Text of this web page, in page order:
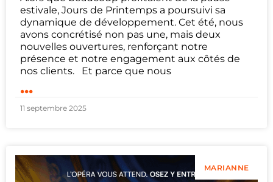
estivale, Jours de Printemps a poursuivi sa
dynamique de développement. Cet été, nous
avons concrétisé non pas une, mais deux
nouvelles ouvertures, renforçant notre
présence et notre engagement aux côtés de
nos clients. Et parce que nous
...
11 septembre 2025
MARIANNE